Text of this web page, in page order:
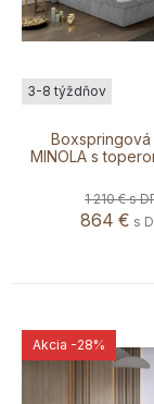
MINOLA s
3-8 týždňov
1 210 €s
864 € s
Akcia -28%